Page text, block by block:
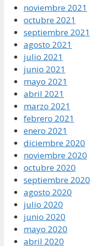
noviembre 2021
octubre 2021
septiembre 2021
agosto 2021
julio 2021
junio 2021
mayo 2021
abril 2021
marzo 2021
febrero 2021
enero 2021
diciembre 2020
noviembre 2020
octubre 2020
septiembre 2020
agosto 2020
julio 2020
junio 2020
mayo 2020
abril 2020